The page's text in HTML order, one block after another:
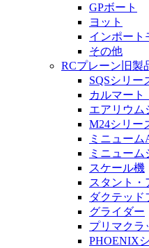
GPボート
ヨット
インポート
その他
RCプレーン旧製
SQSシリー
カルマート
エアリウム
M24シリー
ミニュー
ミニューム
スケール機
スタント・
ダクテッド
グライダー
プリマクラ
PHOENIX